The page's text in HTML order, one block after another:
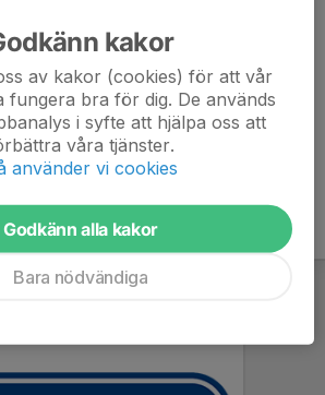
egen tävling på flera år så nu
ställer upp!
kakor
av kakor (cookies) för att vår
fungera bra för dig. De används
i syfte att hjälpa oss att
våra tjänster.
använder vi cookies
Godkänn alla kakor
Bara nödvändiga